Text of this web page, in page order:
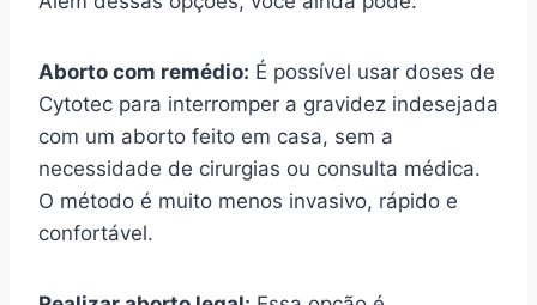
Aborto com remédio: É possível usar doses de
Cytotec para interromper a gravidez indesejada
com um aborto feito em casa, sem a
necessidade de cirurgias ou consulta médica.
O método é muito menos invasivo, rápido e
confortável.